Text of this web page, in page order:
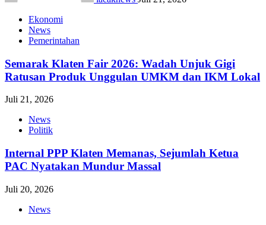
Ekonomi
News
Pemerintahan
Semarak Klaten Fair 2026: Wadah Unjuk Gigi
Ratusan Produk Unggulan UMKM dan IKM Lokal
Juli 21, 2026
News
Politik
Internal PPP Klaten Memanas, Sejumlah Ketua
PAC Nyatakan Mundur Massal
Juli 20, 2026
News